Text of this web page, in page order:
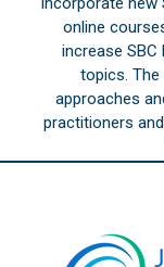
online
increase
topics. The
approaches
practitioners